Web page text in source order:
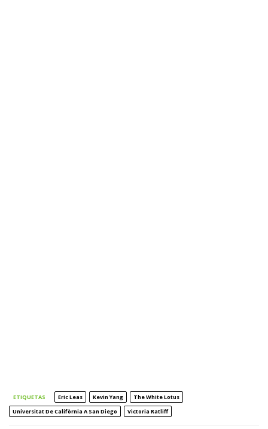
ETIQUETAS Eric Leas Kevin Yang
The White Lotus
Universitat De Califòrnia A San Diego
Victoria Ratliff